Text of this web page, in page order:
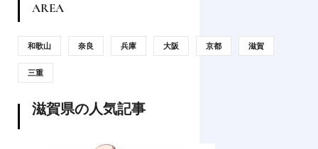
AREA
和歌山 奈良 兵庫 大阪 京都 滋賀
三重
滋賀県の人気記事